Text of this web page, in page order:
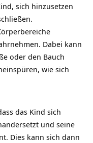
sich hinzusetzen
. Dabei kann
oder den Bauch
wie sich
das Kind sich
und seine
Dies kann sich dann